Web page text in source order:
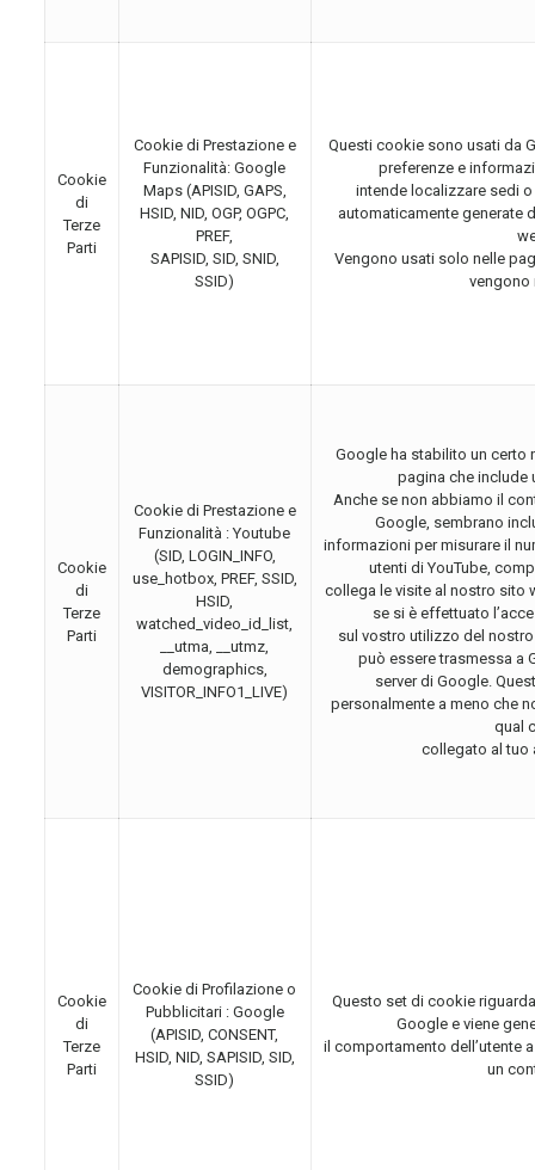
Cookie
di
Terze
Parti
Cookie di Prestazione e
Funzionalità: Google
Maps (APISID, GAPS,
HSID, NID, OGP, OGPC,
PREF,
SAPISID, SID, SNID,
SSID)
Questi cookie sono usati da
preferenze e
intende localizzare sedi
automaticamente generate
Vengono usati solo nelle
vengono
Cookie
di
Terze
Parti
Cookie di Prestazione e
Funzionalità : Youtube
(SID, LOGIN_INFO,
use_hotbox, PREF, SSID,
HSID,
watched_video_id_list,
__utma, __utmz,
demographics,
VISITOR_INFO1_LIVE)
Google ha stabilito un certo
pagina che include
Anche se non abbiamo il
Google, sembrano
informazioni per misurare il
utenti di YouTube,
collega le visite al nostro sito
se si è effettuato
sul vostro utilizzo del
può essere trasmessa a
server di Google.
personalmente a meno che
qual
collegato al tuo
Cookie
di
Terze
Parti
Cookie di Profilazione o
Pubblicitari : Google
(APISID, CONSENT,
HSID, NID, SAPISID, SID,
SSID)
Questo set di cookie
Google e viene
il comportamento dell’utente
un